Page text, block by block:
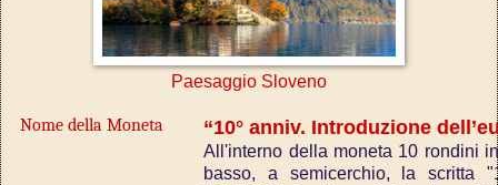
Paesaggio Sloveno
Nome della Moneta “10° anniv. Introduzione
All'interno della moneta 10 rondini
basso, a semicerchio, la scritta